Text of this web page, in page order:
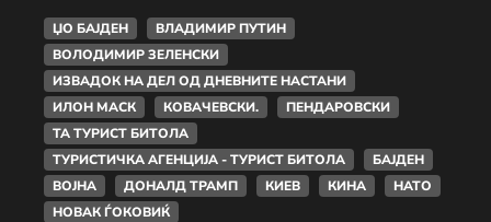
ЏО БАЈДЕН
ВЛАДИМИР ПУТИН
ВОЛОДИМИР ЗЕЛЕНСКИ
ИЗВАДОК НА ДЕЛ ОД ДНЕВНИТЕ НАСТАНИ
ИЛОН МАСК
КОВАЧЕВСКИ.
ПЕНДАРОВСКИ
ТА ТУРИСТ БИТОЛА
ТУРИСТИЧКА АГЕНЦИЈА - ТУРИСТ БИТОЛА
БАЈДЕН
ВОЈНА
ДОНАЛД ТРАМП КИЕВ КИНА
НАТО
НОВАК ЃОКОВИЌ